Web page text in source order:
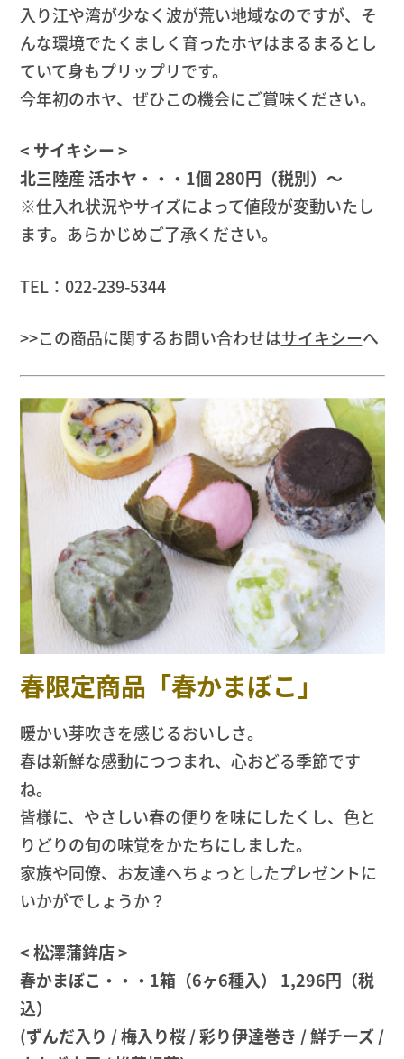
入り江や湾が少なく波が荒い地域なのですが、そ
んな環境でたくましく育ったホヤはまるまるとし
ていて身もプリップリです。
今年初のホヤ、ぜひこの機会にご賞味ください。
< サイキシー >
北三陸産 活ホヤ・・・1個 280円（税別）〜
※仕入れ状況やサイズによって値段が変動いたし
ます。あらかじめご了承ください。
TEL：022-239-5344
>>この商品に関するお問い合わせはサイキシーへ
春限定商品「春かまぼこ」
暖かい芽吹きを感じるおいしさ。
春は新鮮な感動につつまれ、心おどる季節です
ね。
皆様に、やさしい春の便りを味にしたくし、色と
りどりの旬の味覚をかたちにしました。
家族や同僚、お友達へちょっとしたプレゼントに
いかがでしょうか？
< 松澤蒲鉾店 >
春かまぼこ・・・1箱（6ヶ6種入） 1,296円（税
込）
(ずんだ入り / 梅入り桜 / 彩り伊達巻き / 鮮チーズ /